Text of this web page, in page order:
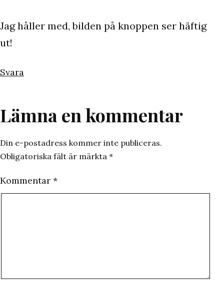
Jag håller med, bilden på knoppen ser häftig
ut!
Svara
Lämna en kommentar
Din e-postadress kommer inte publiceras.
Obligatoriska fält är märkta *
Kommentar *